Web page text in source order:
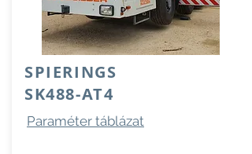
SPIERINGS
SK488-AT4
Paraméter táblázat